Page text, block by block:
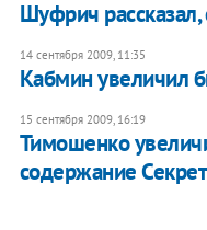
Шуфрич рассказал,
14 сентября 2009, 11:35
Кабмин увеличил
15 сентября 2009, 16:19
Тимошенко
содержание